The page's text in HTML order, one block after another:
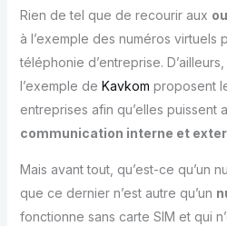
Rien de tel que de recourir aux
à l’exemple des numéros virtuels
téléphonie d’entreprise.
l’exemple de Kavkom proposent
entreprises afin qu’elles puissent
communication interne et
Mais avant tout, qu’est-ce qu’un
que ce dernier n’est autre qu’un
fonctionne sans carte SIM et qui